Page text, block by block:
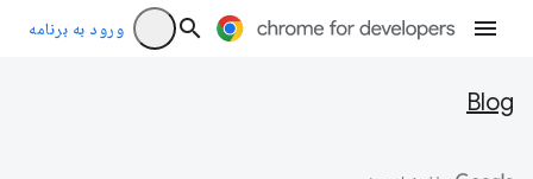
ورود به برنامه
Blog